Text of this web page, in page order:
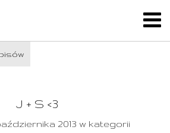
J + S <3
2013 w kategorii